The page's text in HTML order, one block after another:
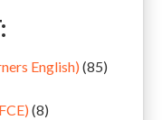
English) (85)
(8)